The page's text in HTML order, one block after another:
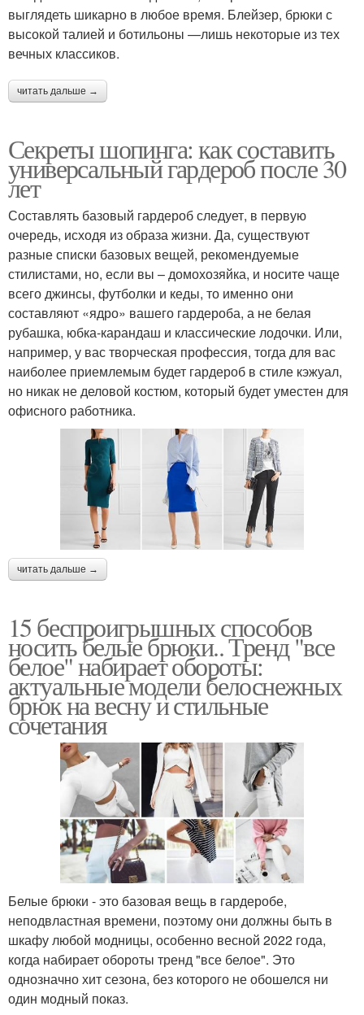
выглядеть шикарно в любое время. Блейзер, брюки с
высокой талией и ботильоны —лишь некоторые из тех
вечных классиков.
читать дальше →
Секреты шопинга: как составить
универсальный гардероб после 30
лет
Составлять базовый гардероб следует, в первую
очередь, исходя из образа жизни. Да, существуют
разные списки базовых вещей, рекомендуемые
стилистами, но, если вы – домохозяйка, и носите чаще
всего джинсы, футболки и кеды, то именно они
составляют «ядро» вашего гардероба, а не белая
рубашка, юбка-карандаш и классические лодочки. Или,
например, у вас творческая профессия, тогда для вас
наиболее приемлемым будет гардероб в стиле кэжуал,
но никак не деловой костюм, который будет уместен для
офисного работника.
читать дальше →
15 беспроигрышных способов
носить белые брюки.. Тренд "все
белое" набирает обороты:
актуальные модели белоснежных
брюк на весну и стильные
сочетания
Белые брюки - это базовая вещь в гардеробе,
неподвластная времени, поэтому они должны быть в
шкафу любой модницы, особенно весной 2022 года,
когда набирает обороты тренд "все белое". Это
однозначно хит сезона, без которого не обошелся ни
один модный показ.